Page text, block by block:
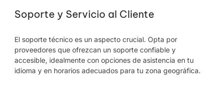
Soporte y Servicio al Cliente
El soporte técnico es un aspecto crucial. Opta por
proveedores que ofrezcan un soporte confiable y
accesible, idealmente con opciones de asistencia en tu
idioma y en horarios adecuados para tu zona geográfica.